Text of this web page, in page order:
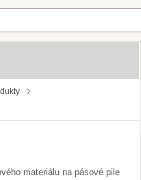
materiálu na pásové pile